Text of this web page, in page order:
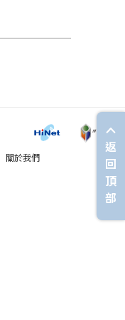
關於我們
返
回
頂
部